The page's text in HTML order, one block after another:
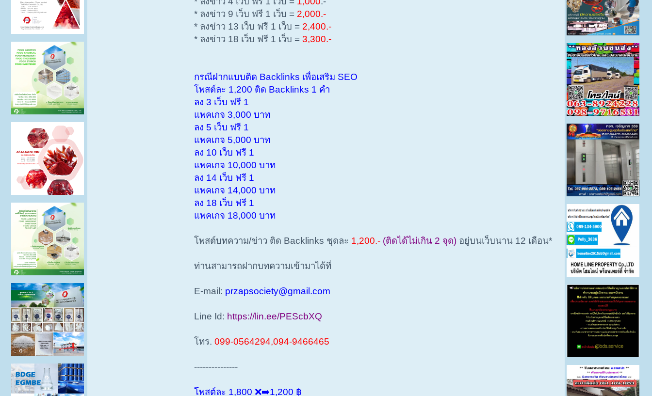
* ลงข่าว 9 เว็บ ฟรี 1 เว็บ = 2,000.-
* ลงข่าว 13 เว็บ ฟรี 1 เว็บ =2,400.-
* ลงข่าว 18 เว็บ ฟรี 1 เว็บ = 3,300.-
กรณีฝากแบบติด Backlinks เพื่อเสริม SEO
โพสต์ละ 1,200 ติด Backlinks 1 คำ
ลง 3 เว็บ ฟรี 1
แพคเกจ 3,000 บาท
ลง 5 เว็บ ฟรี 1
แพคเกจ 5,000 บาท
ลง 10 เว็บ ฟรี 1
แพคเกจ 10,000 บาท
ลง 14 เว็บ ฟรี 1
แพคเกจ 14,000 บาท
ลง 18 เว็บ ฟรี 1
แพคเกจ 18,000 บาท
โพสต์บทความ/ข่าว ติด Backlinks ชุดละ 1,200.- (ติดได้ไม่เกิน 2 จุด) อยู่บนเว็บนาน 12 เดือน*
ท่านสามารถฝากบทความเข้ามาได้ที่
E-mail: przapsociety@gmail.com
Line Id: https://lin.ee/PEScbXQ
โทร. 099-0564294,094-9466465
---------------
โพสต์ละ 1,800 ❌➡️1,200 ฿